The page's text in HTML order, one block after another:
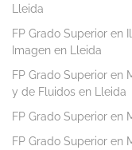
Lleida
FP Grado Superior en
Imagen en Lleida
FP Grado Superior en
y de Fluidos en Lleida
FP Grado Superior en
FP Grado Superior en